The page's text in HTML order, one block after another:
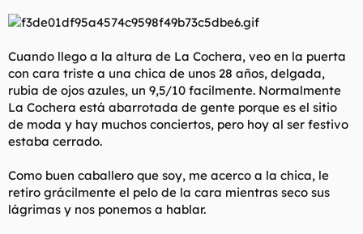
a
Cuando llego a la altura de La Cochera, veo en la puerta
con cara triste a una chica de unos 28 años, delgada,
rubia de ojos azules, un 9,5/10 facilmente. Normalmente
La Cochera está abarrotada de gente porque es el sitio
de moda y hay muchos conciertos, pero hoy al ser festivo
estaba cerrado.
Como buen caballero que soy, me acerco a la chica, le
retiro grácilmente el pelo de la cara mientras seco sus
lágrimas y nos ponemos a hablar.